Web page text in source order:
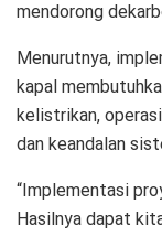
mendorong
Menurutnya,
kapal
kelistrikan,
dan keandalan
“Implementasi
Hasilnya dapat